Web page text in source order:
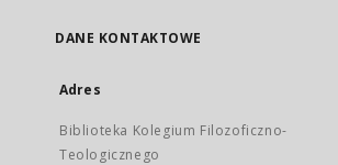
DANE KONTAKTOWE
Adres
Biblioteka Kolegium Filozoficzno-
Teologicznego